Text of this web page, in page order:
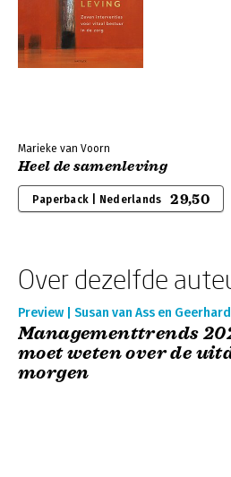
Marieke van Voorn
Heel de samenleving
Paperback | Nederlands 29,50
Over dezelfde
Preview | Susan van Ass en
Managementtrends
moet weten over de
morgen